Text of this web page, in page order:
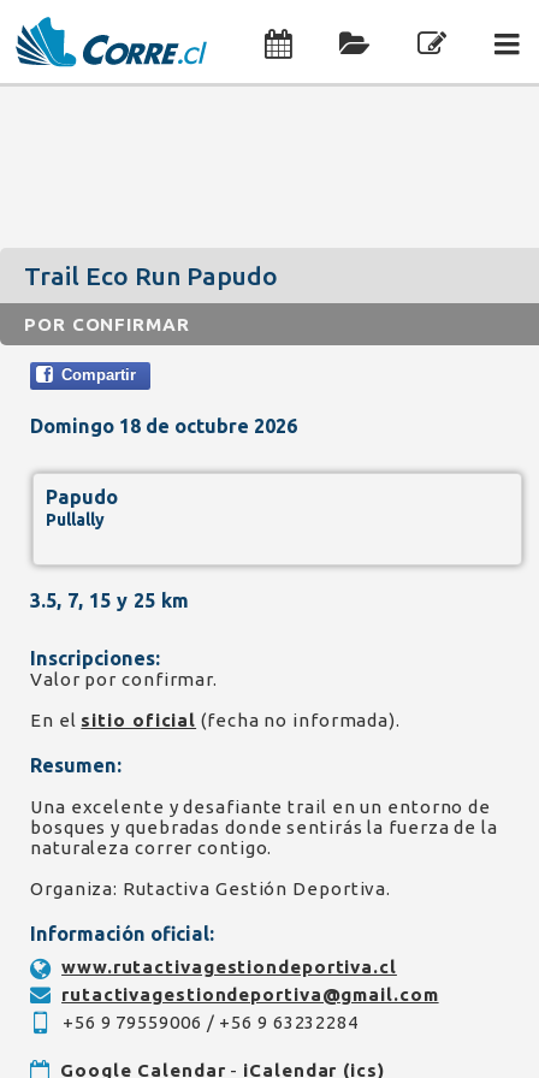
Trail Eco Run Papudo
POR CONFIRMAR
Compartir
Domingo 18 de octubre 2026
Papudo
Pullally
3.5, 7, 15 y 25 km
Inscripciones:
Valor por confirmar.
En el sitio oficial (fecha no informada).
Resumen:
Una excelente y desafiante trail en un entorno de
bosques y quebradas donde sentirás la fuerza de la
naturaleza correr contigo.
Organiza: Rutactiva Gestión Deportiva.
Información oficial:
www.rutactivagestiondeportiva.cl
rutactivagestiondeportiva@gmail.com
+56 9 79559006 / +56 9 63232284
Google Calendar - iCalendar (ics)